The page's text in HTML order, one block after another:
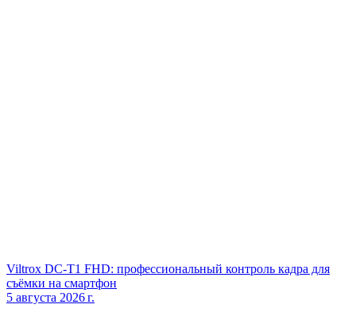
Viltrox DC‑T1 FHD: профессиональный контроль кадра для
съёмки на смартфон
5 августа 2026 г.